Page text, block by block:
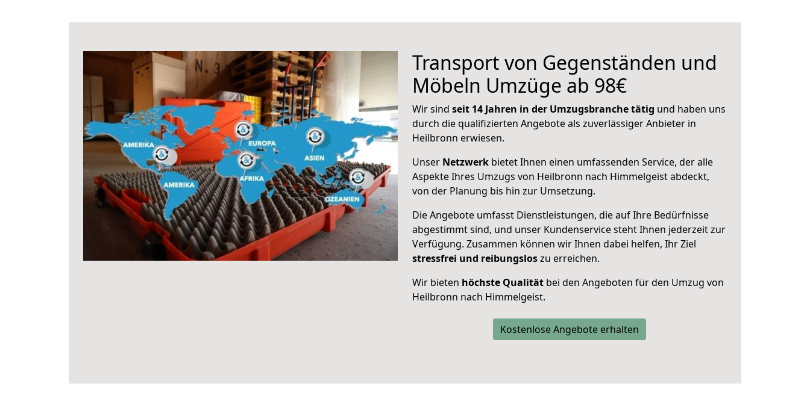
Transport von Gegenständen und
Möbeln Umzüge ab 98€
Wir sind seit 14 Jahren in der Umzugsbranche tätig und haben uns
durch die qualifizierten Angebote als zuverlässiger Anbieter in
Heilbronn erwiesen.
Unser Netzwerk bietet Ihnen einen umfassenden Service, der alle
Aspekte Ihres Umzugs von Heilbronn nach Himmelgeist abdeckt,
von der Planung bis hin zur Umsetzung.
Die Angebote umfasst Dienstleistungen, die auf Ihre Bedürfnisse
abgestimmt sind, und unser Kundenservice steht Ihnen jederzeit zur
Verfügung. Zusammen können wir Ihnen dabei helfen, Ihr Ziel
stressfrei und reibungsloszu erreichen.
Wir bieten höchste Qualität bei den Angeboten für den Umzug von
Heilbronn nach Himmelgeist.
Kostenlose Angebote erhalten